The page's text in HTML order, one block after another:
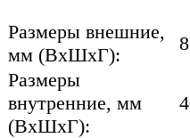
Размеры внешние,
мм (ВхШхГ):
Размеры
внутренние, мм
(ВхШхГ):